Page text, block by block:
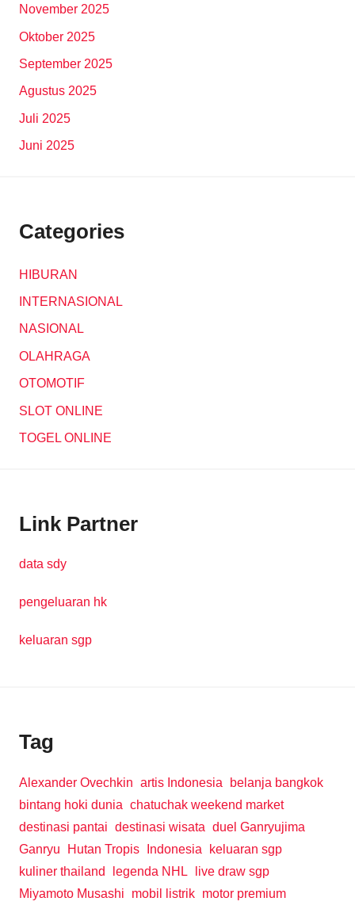
November 2025
Oktober 2025
September 2025
Agustus 2025
Juli 2025
Juni 2025
Categories
HIBURAN
INTERNASIONAL
NASIONAL
OLAHRAGA
OTOMOTIF
SLOT ONLINE
TOGEL ONLINE
Link Partner
data sdy
pengeluaran hk
keluaran sgp
Tag
Alexander Ovechkin artis Indonesia
belanja bangkok
bintang hoki dunia chatuchak weekend market
destinasi pantai destinasi wisata duel Ganryujima
Ganryu
Hutan Tropis Indonesia
keluaran sgp
kuliner thailand
legenda NHL
live draw sgp
Miyamoto Musashi
mobil listrik motor premium